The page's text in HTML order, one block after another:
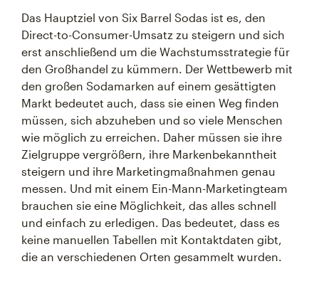
Das Hauptziel von Six Barrel Sodas ist es, den
Direct-to-Consumer-Umsatz zu steigern und sich
erst anschließend um die Wachstumsstrategie für
den Großhandel zu kümmern. Der Wettbewerb mit
den großen Sodamarken auf einem gesättigten
Markt bedeutet auch, dass sie einen Weg finden
müssen, sich abzuheben und so viele Menschen
wie möglich zu erreichen. Daher müssen sie ihre
Zielgruppe vergrößern, ihre Markenbekanntheit
steigern und ihre Marketingmaßnahmen genau
messen. Und mit einem Ein-Mann-Marketingteam
brauchen sie eine Möglichkeit, das alles schnell
und einfach zu erledigen. Das bedeutet, dass es
keine manuellen Tabellen mit Kontaktdaten gibt,
die an verschiedenen Orten gesammelt wurden.